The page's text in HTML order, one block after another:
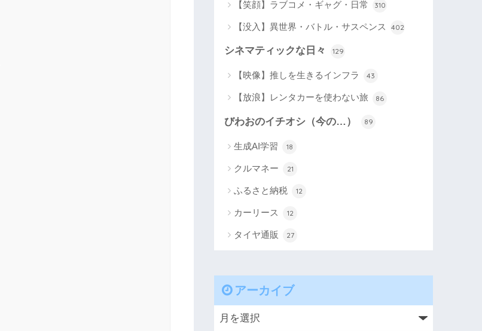
【笑顔】ラブコメ・ギャグ・日常 310
【没入】異世界・バトル・サスペンス 402
シネマティックな日々 129
【映像】推しを生きるインフラ 43
【放浪】レンタカーを使わない旅 86
びわおのイチオシ（今の…） 89
生成AI学習 18
クルマネー 21
ふるさと納税 12
カーリース 12
タイヤ通販 27
アーカイブ